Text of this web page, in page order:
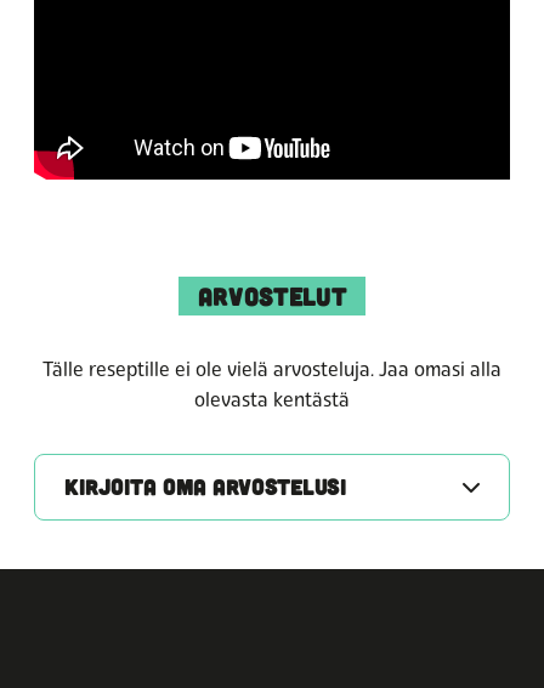
ARVOSTELUT
Tälle reseptille ei ole vielä arvosteluja. Jaa omasi alla
olevasta kentästä
KIRJOITA OMA ARVOSTELUSI